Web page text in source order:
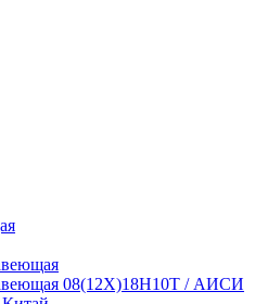
08(12Х)18Н10Т / АИСИ